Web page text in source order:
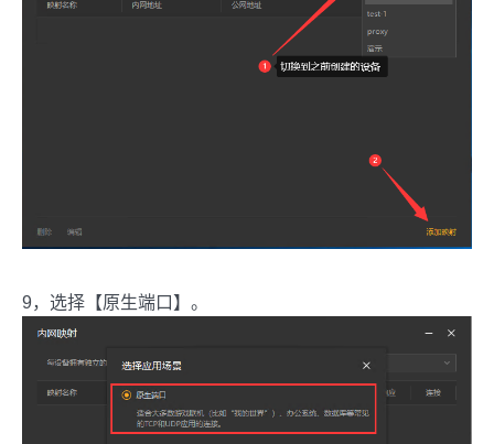
9，选择【原生端口】。